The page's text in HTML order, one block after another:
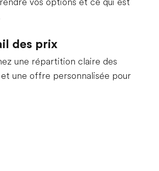
vos options et ce qui est
des prix
une répartition claire des
une offre personnalisée pour